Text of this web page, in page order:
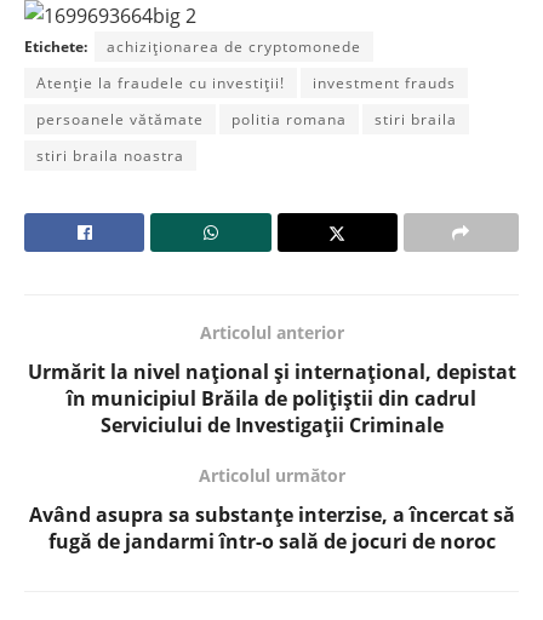
Etichete:
achiziționarea de cryptomonede
Atenție la fraudele cu investiții!
investment frauds
persoanele vătămate
politia romana
stiri braila
stiri braila noastra
Articolul anterior
Urmărit la nivel național și internațional, depistat
în municipiul Brăila de polițiștii din cadrul
Serviciului de Investigații Criminale
Articolul următor
Având asupra sa substanțe interzise, a încercat să
fugă de jandarmi într-o sală de jocuri de noroc